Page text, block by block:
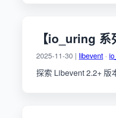
【io_uring
2025-11-30 | libevent ·
探索 Libevent 2.2+ 版